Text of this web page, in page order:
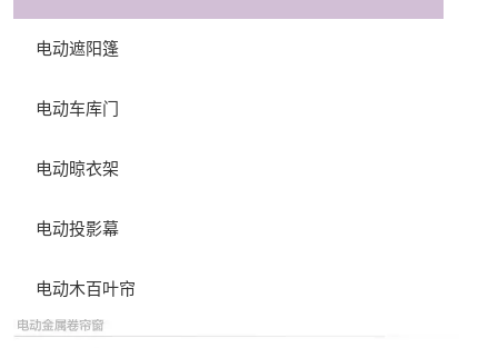
电动遮阳篷
电动车库门
电动晾衣架
电动投影幕
电动木百叶帘